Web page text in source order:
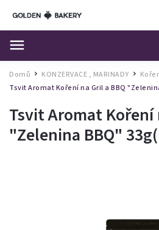
Domů / KONZERVACE , MARINADY
Tsvit Aromat Koření na Gril a BBQ
Tsvit Aromat Koření
"Zelenina BBQ"